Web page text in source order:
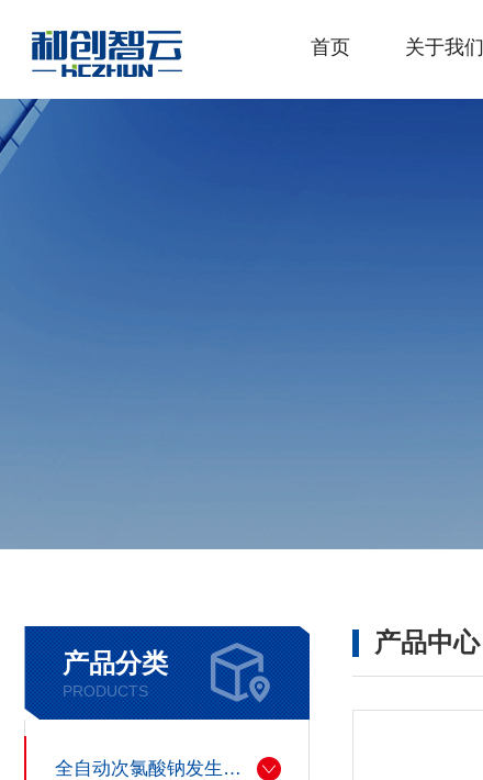
首页 关于我们
产品分类
PRODUCTS
全自动次氯酸钠发生器厂家
产品中心